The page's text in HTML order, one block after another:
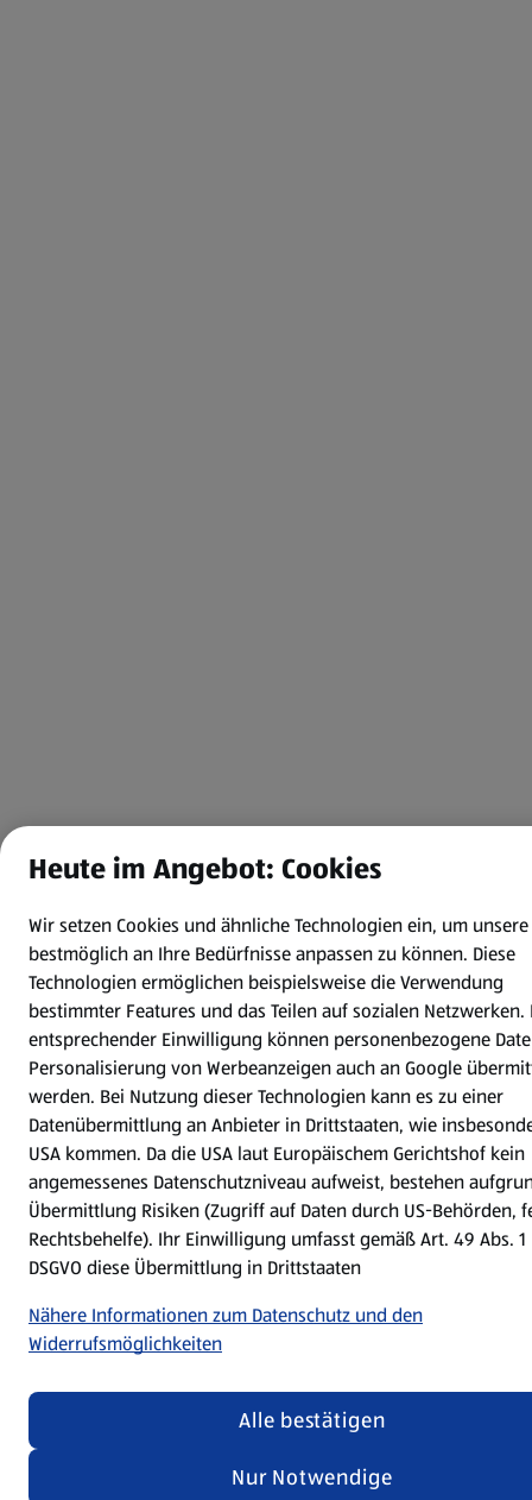
Heute im Angebot: Cookies
Wir setzen Cookies und ähnliche Technologien ein, um
bestmöglich an Ihre Bedürfnisse anpassen zu können. Diese
Technologien ermöglichen beispielsweise die Verwendung
bestimmter Features und das Teilen auf sozialen Netzwerken.
entsprechender Einwilligung können personenbezogene
Personalisierung von Werbeanzeigen auch an Google
werden. Bei Nutzung dieser Technologien kann es zu einer
Datenübermittlung an Anbieter in Drittstaaten, wie
USA kommen. Da die USA laut Europäischem Gerichtshof kein
angemessenes Datenschutzniveau aufweist, bestehen
Übermittlung Risiken (Zugriff auf Daten durch US-Behörden,
Rechtsbehelfe). Ihr Einwilligung umfasst gemäß Art. 49 Abs.
DSGVO diese Übermittlung in Drittstaaten
Nähere Informationen zum Datenschutz und den
Widerrufsmöglichkeiten
Nur Notwendige
Alle bestätigen